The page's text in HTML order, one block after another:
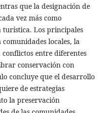
que la designación de
vez más como
Los principales
locales, la
conflictos entre diferentes
conservación con
concluye que el desarrollo
de estrategias
la preservación